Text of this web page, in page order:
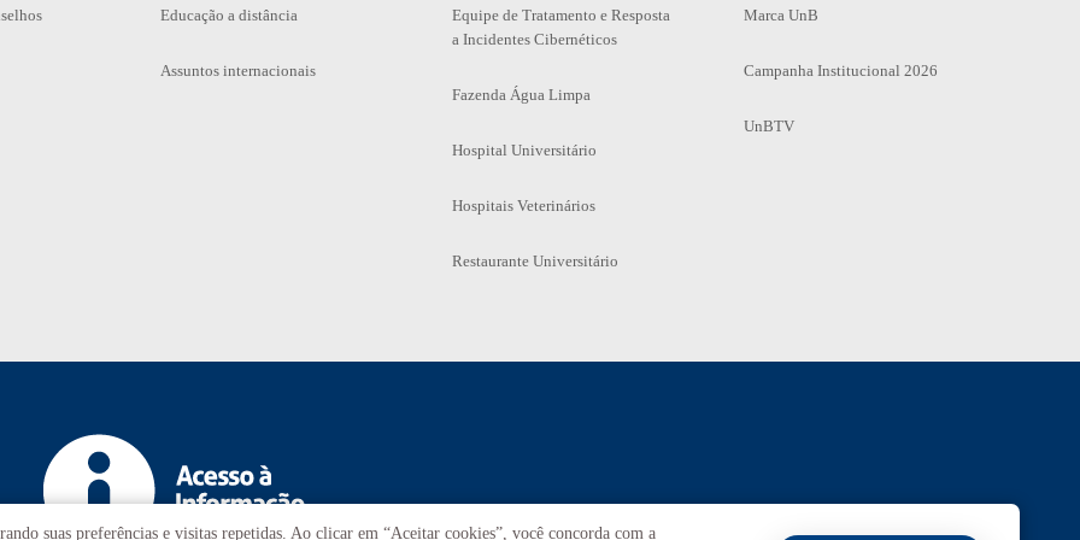
Educação a distância
Assuntos internacionais
Equipe de Tratamento e Resposta
a Incidentes Cibernéticos
Fazenda Água Limpa
Hospital Universitário
Hospitais Veterinários
Restaurante Universitário
Marca UnB
Campanha Institucional 2026
UnBTV
suas preferências e visitas repetidas. Ao clicar em “Aceitar cookies”, você concorda com a